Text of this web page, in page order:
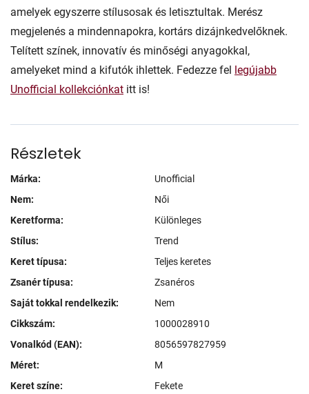
amelyek egyszerre stílusosak és letisztultak. Merész
megjelenés a mindennapokra, kortárs dizájnkedvelőknek.
Telített színek, innovatív és minőségi anyagokkal,
amelyeket mind a kifutók ihlettek. Fedezze fel legújabb
Unofficial kollekciónkat itt is!
Részletek
Márka:
Unofficial
Nem:
Női
Keretforma:
Különleges
Stílus:
Trend
Keret típusa:
Teljes keretes
Zsanér típusa:
Zsanéros
Saját tokkal rendelkezik:
Nem
Cikkszám:
1000028910
Vonalkód (EAN):
8056597827959
Méret:
M
Keret színe:
Fekete